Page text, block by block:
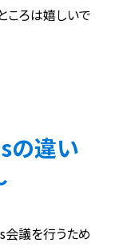
ころは嬉しいで
の違い
議を行うため